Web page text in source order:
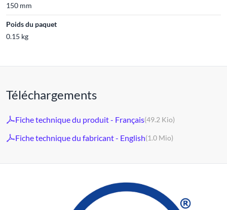
150 mm
Poids du paquet
0.15 kg
Téléchargements
Fiche technique du produit - Français(49.2 Kio)
Fiche technique du fabricant - English(1.0 Mio)